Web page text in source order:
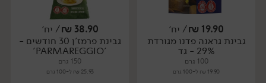
יח׳ יח׳
19.90
₪/ יח׳
גבינת גראנה פדנו מגורדת
29% - גד
100 גרם
19.90 ₪ ל-100 גרם
38.90
₪/ יח׳
גבינת פרמז'ן 30 חודשים -
'PARMAREGGIO'
150 גרם
25.93 ₪ ל-100 גרם